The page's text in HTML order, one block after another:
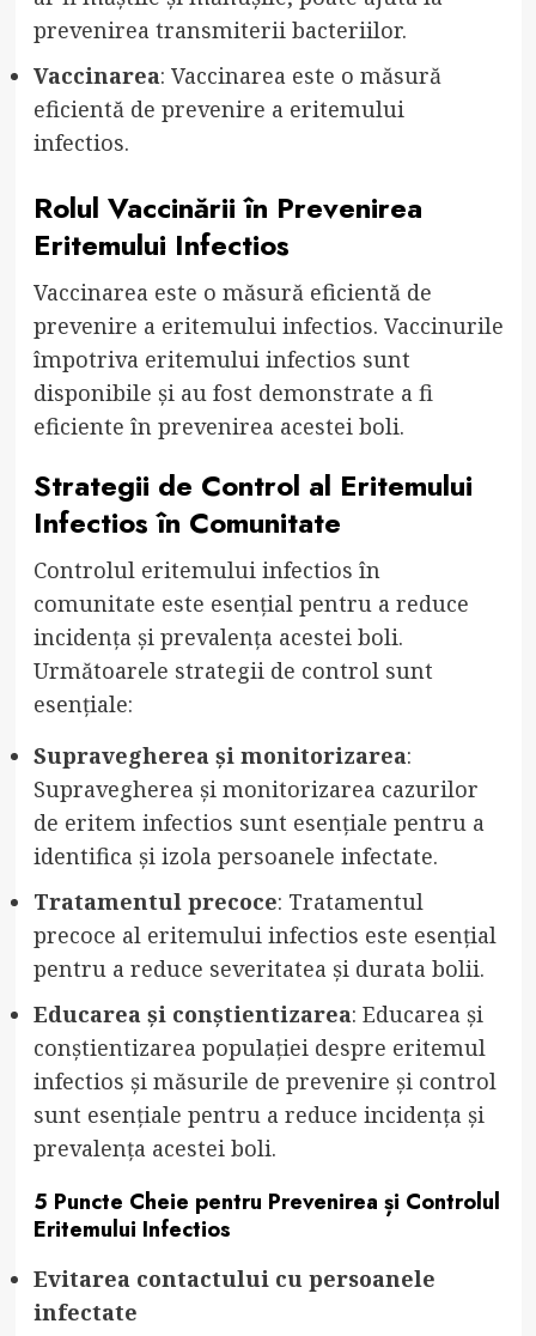
prevenirea transmiterii bacteriilor.
Vaccinarea: Vaccinarea este o măsură
eficientă de prevenire a eritemului
infectios.
Rolul Vaccinării în Prevenirea
Eritemului Infectios
Vaccinarea este o măsură eficientă de
prevenire a eritemului infectios. Vaccinurile
împotriva eritemului infectios sunt
disponibile și au fost demonstrate a fi
eficiente în prevenirea acestei boli.
Strategii de Control al Eritemului
Infectios în Comunitate
Controlul eritemului infectios în
comunitate este esențial pentru a reduce
incidența și prevalența acestei boli.
Următoarele strategii de control sunt
esențiale:
Supravegherea și monitorizarea:
Supravegherea și monitorizarea cazurilor
de eritem infectios sunt esențiale pentru a
identifica și izola persoanele infectate.
Tratamentul precoce: Tratamentul
precoce al eritemului infectios este esențial
pentru a reduce severitatea și durata bolii.
Educarea și conștientizarea: Educarea și
conștientizarea populației despre eritemul
infectios și măsurile de prevenire și control
sunt esențiale pentru a reduce incidența și
prevalența acestei boli.
5 Puncte Cheie pentru Prevenirea și Controlul
Eritemului Infectios
Evitarea contactului cu persoanele
infectate